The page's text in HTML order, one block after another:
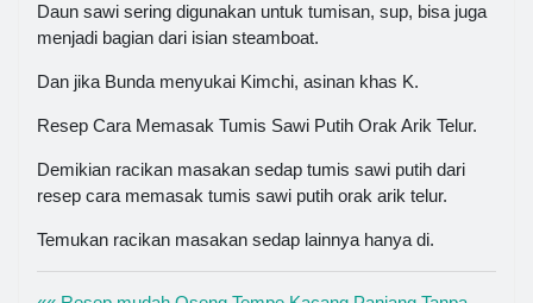
Daun sawi sering digunakan untuk tumisan, sup, bisa juga
menjadi bagian dari isian steamboat.
Dan jika Bunda menyukai Kimchi, asinan khas K.
Resep Cara Memasak Tumis Sawi Putih Orak Arik Telur.
Demikian racikan masakan sedap tumis sawi putih dari
resep cara memasak tumis sawi putih orak arik telur.
Temukan racikan masakan sedap lainnya hanya di.